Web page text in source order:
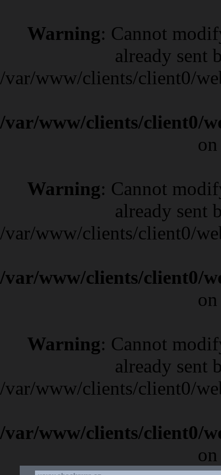
Warning: Cannot
already sent
/var/www/clients/client0/
/var/www/clients/client0/
Warning: Cannot
already sent
/var/www/clients/client0/
/var/www/clients/client0/
Warning: Cannot
already sent
/var/www/clients/client0/
/var/www/clients/client0/